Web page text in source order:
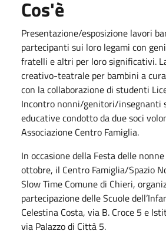
Cos'è
Presentazione/esposizione lavori
partecipanti sui loro legami con
fratelli e altri per loro significativi.
creativo-teatrale per bambini a
con la collaborazione di studenti
Incontro nonni/genitori/insegnanti
educative condotto da due soci
Associazione Centro Famiglia.
In occasione della Festa delle
ottobre, il Centro Famiglia/Spazio
Slow Time Comune di Chieri,
partecipazione delle Scuole
Celestina Costa, via B. Croce 5 e
via Palazzo di Città 5.